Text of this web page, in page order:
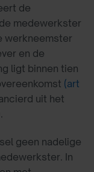
de
medewerkster
werkneemster
en de
ligt binnen tien
(art
uit het
geen nadelige
In